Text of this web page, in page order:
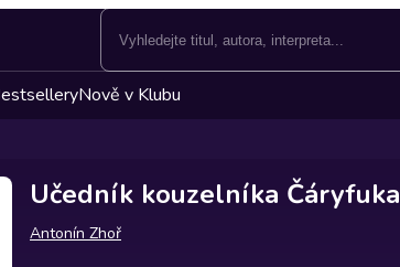
Nově v Klubu
Učedník kouzelníka Čáryfuka
Antonín Zhoř